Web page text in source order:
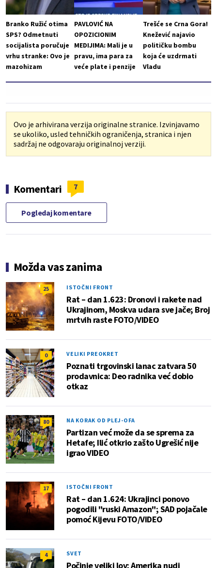
Branko Ružić otima
SPS? Odmetnuti
socijalista poručuje
vrhu stranke: Ovo je
mazohizam
PAVLOVIĆ NA
OPOZICIONIM
MEDIJIMA: Mali je u
pravu, ima para za
veće plate i penzije
Trešće se Crna Gora!
Knežević najavio
političku bombu
koja će uzdrmati
Vladu
Ovo je arhivirana verzija originalne stranice. Izvinjavamo
se ukoliko, usled tehničkih ograničenja, stranica i njen
sadržaj ne odgovaraju originalnoj verziji.
Komentari 7
Pogledaj komentare
Možda vas zanima
25 ISTOČNI FRONT
Rat – dan 1.623: Dronovi i rakete nad
Ukrajinom, Moskva udara sve jače; Broj
mrtvih raste FOTO/VIDEO
0 VELIKI PREOKRET
Poznati trgovinski lanac zatvara 50
prodavnica: Deo radnika već dobio
otkaz
80 NA KORAK OD PLEJ-OFA
Partizan već može da se sprema za
Hetafe; Ilić otkrio zašto Ugrešić nije
igrao VIDEO
17 ISTOČNI FRONT
Rat – dan 1.624: Ukrajinci ponovo
pogodili "ruski Amazon"; SAD pojačale
pomoć Kijevu FOTO/VIDEO
4 SVET
Počinje veliki lov: Amerika nudi